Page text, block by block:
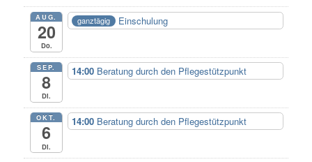
AUG.
20
Do.
ganztägig Einschulung
SEP.
8
Di.
14:00 Beratung durch den Pflegestützpunkt
OKT.
6
Di.
14:00 Beratung durch den Pflegestützpunkt